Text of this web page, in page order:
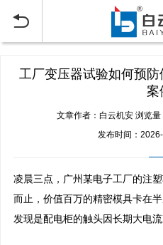

工厂变压器试验如何预
案
文章作者：白云机安 浏览量
发布时间：
凌晨三点，广州某电子工厂的注
而止，价值百万的精密模具卡在
发现是配电柜的触头因长期大电流